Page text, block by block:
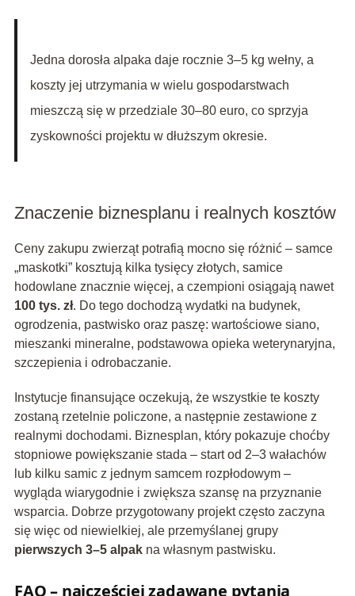
Jedna dorosła alpaka daje rocznie 3–5 kg wełny, a
koszty jej utrzymania w wielu gospodarstwach
mieszczą się w przedziale 30–80 euro, co sprzyja
zyskowności projektu w dłuższym okresie.
Znaczenie biznesplanu i realnych kosztów
Ceny zakupu zwierząt potrafią mocno się różnić – samce
„maskotki” kosztują kilka tysięcy złotych, samice
hodowlane znacznie więcej, a czempioni osiągają nawet
100 tys. zł. Do tego dochodzą wydatki na budynek,
ogrodzenia, pastwisko oraz paszę: wartościowe siano,
mieszanki mineralne, podstawowa opieka weterynaryjna,
szczepienia i odrobaczanie.
Instytucje finansujące oczekują, że wszystkie te koszty
zostaną rzetelnie policzone, a następnie zestawione z
realnymi dochodami. Biznesplan, który pokazuje choćby
stopniowe powiększanie stada – start od 2–3 wałachów
lub kilku samic z jednym samcem rozpłodowym –
wygląda wiarygodnie i zwiększa szansę na przyznanie
wsparcia. Dobrze przygotowany projekt często zaczyna
się więc od niewielkiej, ale przemyślanej grupy
pierwszych 3–5 alpakna własnym pastwisku.
FAQ – najczęściej zadawane pytania